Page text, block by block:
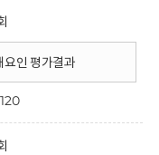
요인 평가결과